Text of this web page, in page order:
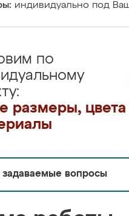
индивидуально под
по
размеры, цвета
задаваемые вопросы